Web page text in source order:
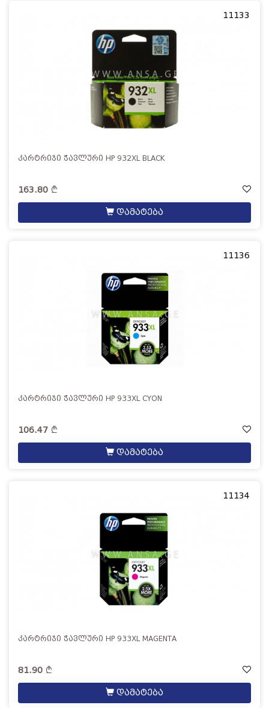
11133
კარტრიჯი ჭავლური HP 932XL BLACK
163.80
დამატება
11136
კარტრიჯი ჭავლური HP 933XL CYON
106.47
დამატება
11134
კარტრიჯი ჭავლური HP 933XL MAGENTA
81.90
დამატება